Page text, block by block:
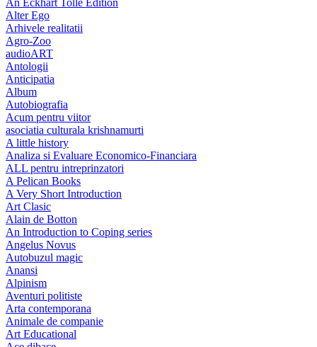
Alter Ego
Arhivele realitatii
Agro-Zoo
audioART
Antologii
Anticipatia
Album
Autobiografia
Acum pentru viitor
asociatia culturala krishnamurti
A little history
Analiza si Evaluare Economico-Financiara
ALL pentru intreprinzatori
A Pelican Books
A Very Short Introduction
Art Clasic
Alain de Botton
An Introduction to Coping series
Angelus Novus
Autobuzul magic
Anansi
Alpinism
Aventuri politiste
Arta contemporana
Animale de companie
Art Educational